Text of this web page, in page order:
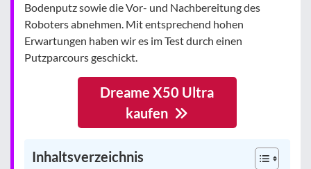
Bodenputz sowie die Vor- und Nachbereitung des
Roboters abnehmen. Mit entsprechend hohen
Erwartungen haben wir es im Test durch einen
Putzparcours geschickt.
Dreame X50 Ultra
kaufen
Inhaltsverzeichnis